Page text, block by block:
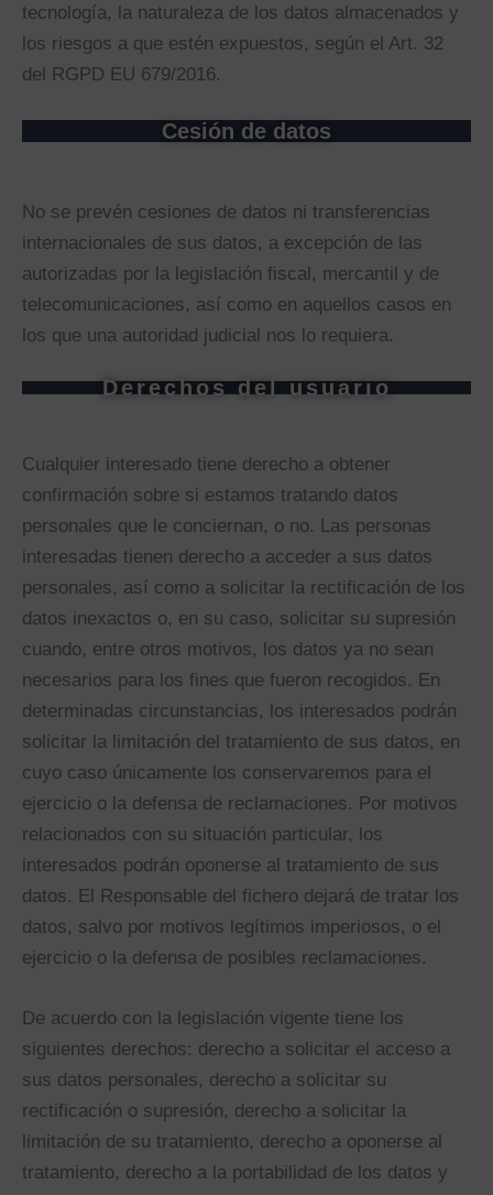
tecnología, la naturaleza de los datos almacenados y
los riesgos a que estén expuestos, según el Art. 32
del RGPD EU 679/2016.
Cesión de datos
No se prevén cesiones de datos ni transferencias
internacionales de sus datos, a excepción de las
autorizadas por la legislación fiscal, mercantil y de
telecomunicaciones, así como en aquellos casos en
los que una autoridad judicial nos lo requiera.
Derechos del usuario
Cualquier interesado tiene derecho a obtener
confirmación sobre si estamos tratando datos
personales que le conciernan, o no. Las personas
interesadas tienen derecho a acceder a sus datos
personales, así como a solicitar la rectificación de los
datos inexactos o, en su caso, solicitar su supresión
cuando, entre otros motivos, los datos ya no sean
necesarios para los fines que fueron recogidos. En
determinadas circunstancias, los interesados podrán
solicitar la limitación del tratamiento de sus datos, en
cuyo caso únicamente los conservaremos para el
ejercicio o la defensa de reclamaciones. Por motivos
relacionados con su situación particular, los
interesados podrán oponerse al tratamiento de sus
datos. El Responsable del fichero dejará de tratar los
datos, salvo por motivos legítimos imperiosos, o el
ejercicio o la defensa de posibles reclamaciones.
De acuerdo con la legislación vigente tiene los
siguientes derechos: derecho a solicitar el acceso a
sus datos personales, derecho a solicitar su
rectificación o supresión, derecho a solicitar la
limitación de su tratamiento, derecho a oponerse al
tratamiento, derecho a la portabilidad de los datos y